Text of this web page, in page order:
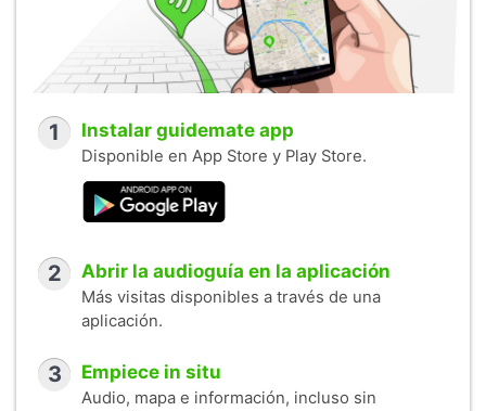
1 Instalar guidemate app
Disponible en App Store y Play Store.
2 Abrir la audioguía en la aplicación
Más visitas disponibles a través de una
aplicación.
3 Empiece in situ
Audio, mapa e información, incluso sin